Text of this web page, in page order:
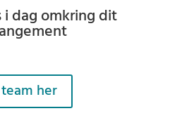
i dag omkring dit
her